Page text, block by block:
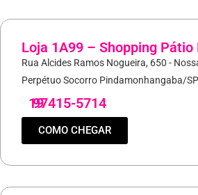
Loja 1A99 – Shopping Pátio
Rua Alcides Ramos Nogueira, 650 -
Perpétuo Socorro Pindamonhangaba/SP
19
97415-5714
COMO CHEGAR